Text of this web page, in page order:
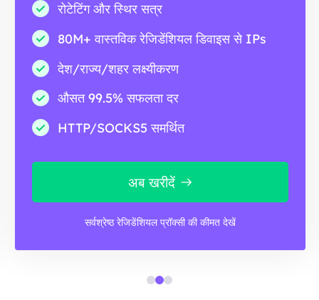
रोटेटिंग और स्थिर सत्र
80M+ वास्तविक रेजिडेंशियल डिवाइस से IPs
देश/राज्य/शहर लक्ष्यीकरण
औसत 99.5% सफलता दर
HTTP/SOCKS5 समर्थित
अब खरीदें
सर्वश्रेष्ठ रेजिडेंशियल प्रॉक्सी की कीमत देखें